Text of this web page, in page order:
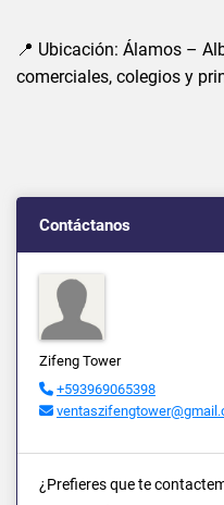
📍 Ubicación: Álamos –
comerciales, colegios y
Contáctanos
Zifeng Tower
+593969065398
¿Prefieres que te